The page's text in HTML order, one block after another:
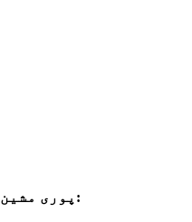
*پوری مشین کا مواد اور ساختی تفصیل: